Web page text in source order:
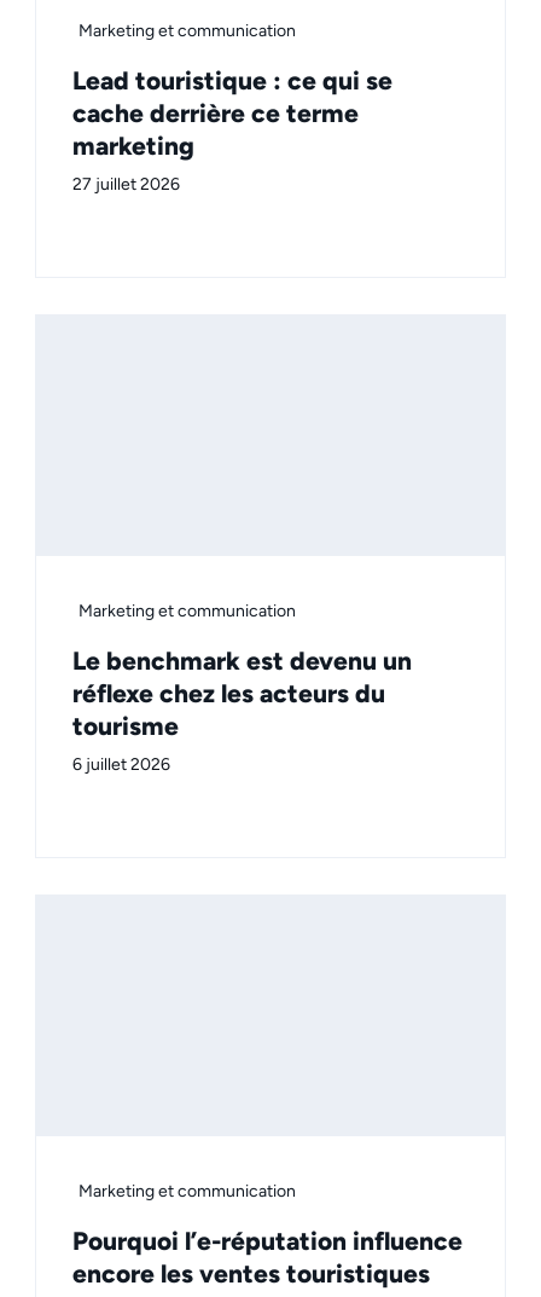
Marketing et communication
Lead touristique : ce qui se
cache derrière ce terme
marketing
27 juillet 2026
Marketing et communication
Le benchmark est devenu un
réflexe chez les acteurs du
tourisme
6 juillet 2026
Marketing et communication
Pourquoi l’e-réputation influence
encore les ventes touristiques